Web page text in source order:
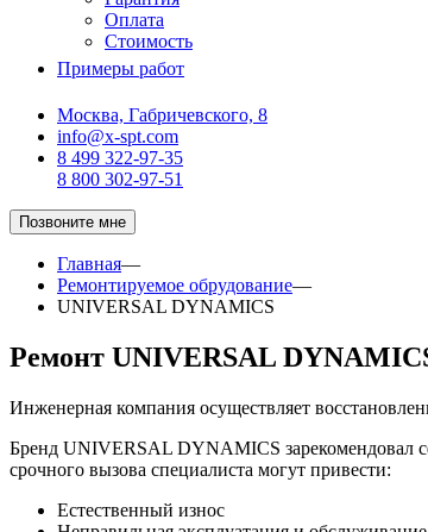
Оплата
Стоимость
Примеры работ
Москва, Габричевского, 8
info@x-spt.com
8 499 322-97-35
8 800 302-97-51
Позвоните мне
Главная—
Ремонтируемое обрудование—
UNIVERSAL DYNAMICS
Ремонт UNIVERSAL
Инженерная компания осуществляет
Бренд UNIVERSAL DYNAMICS зарекомендовал
срочного вызова специалиста могут привести:
Естественный износ